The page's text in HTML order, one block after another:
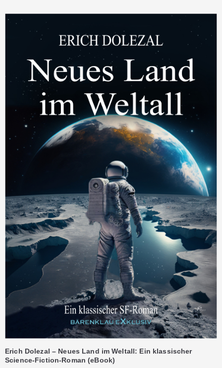
Erich Dolezal – Neues Land im Weltall: Ein klassischer
Science-Fiction-Roman (eBook)